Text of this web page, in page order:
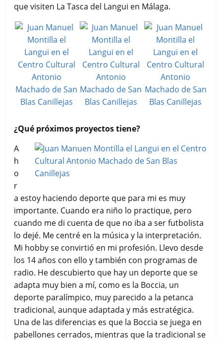
que visiten La Tasca del Langui en Málaga.
¿Qué próximos proyectos tiene?
A
h
o
r
a estoy haciendo deporte que para mi es muy
importante. Cuando era niño lo practique, pero
cuando me di cuenta de que no iba a ser futbolista
lo dejé. Me centré en la música y la interpretación.
Mi hobby se convirtió en mi profesión. Llevo desde
los 14 años con ello y también con programas de
radio. He descubierto que hay un deporte que se
adapta muy bien a mí, como es la Boccia, un
deporte paralímpico, muy parecido a la petanca
tradicional, aunque adaptada y más estratégica.
Una de las diferencias es que la Boccia se juega en
pabellones cerrados, mientras que la tradicional se